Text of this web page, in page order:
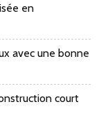
en
avec une bonne
court